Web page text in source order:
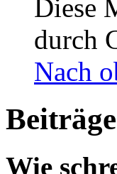
Diese
durch
Nach
Wie